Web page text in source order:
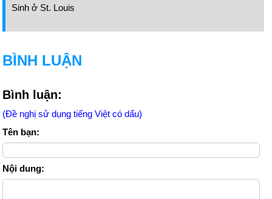
Sinh ở St. Louis
BÌNH LUẬN
Bình luận:
(Đề nghị sử dụng tiếng Việt có dấu)
Tên bạn:
Nội dung: